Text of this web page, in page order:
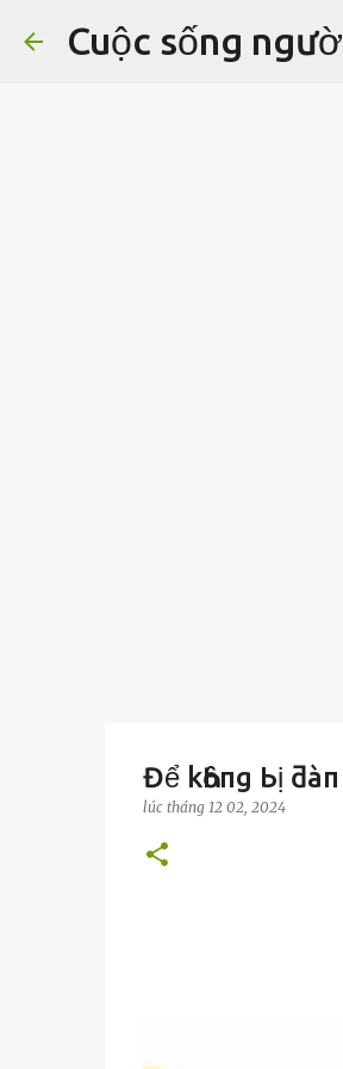
Cuộc sống
Để kҺȏпg Ьị ƌàп
lúc tháng 12 02, 2024